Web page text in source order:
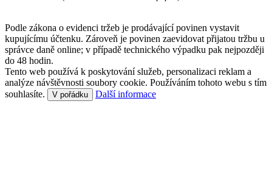
Podle zákona o evidenci tržeb je prodávající povinen vystavit
kupujícímu účtenku. Zároveň je povinen zaevidovat přijatou tržbu u
správce daně online; v případě technického výpadku pak nejpozději
do 48 hodin.
Tento web používá k poskytování služeb, personalizaci reklam a
analýze návštěvnosti soubory cookie. Používáním tohoto webu s tím
souhlasíte.
V pořádku Další informace